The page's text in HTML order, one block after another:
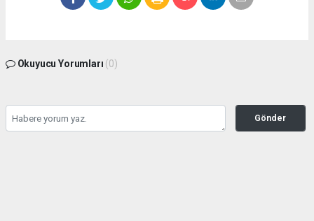
Okuyucu Yorumları (0)
Gönder